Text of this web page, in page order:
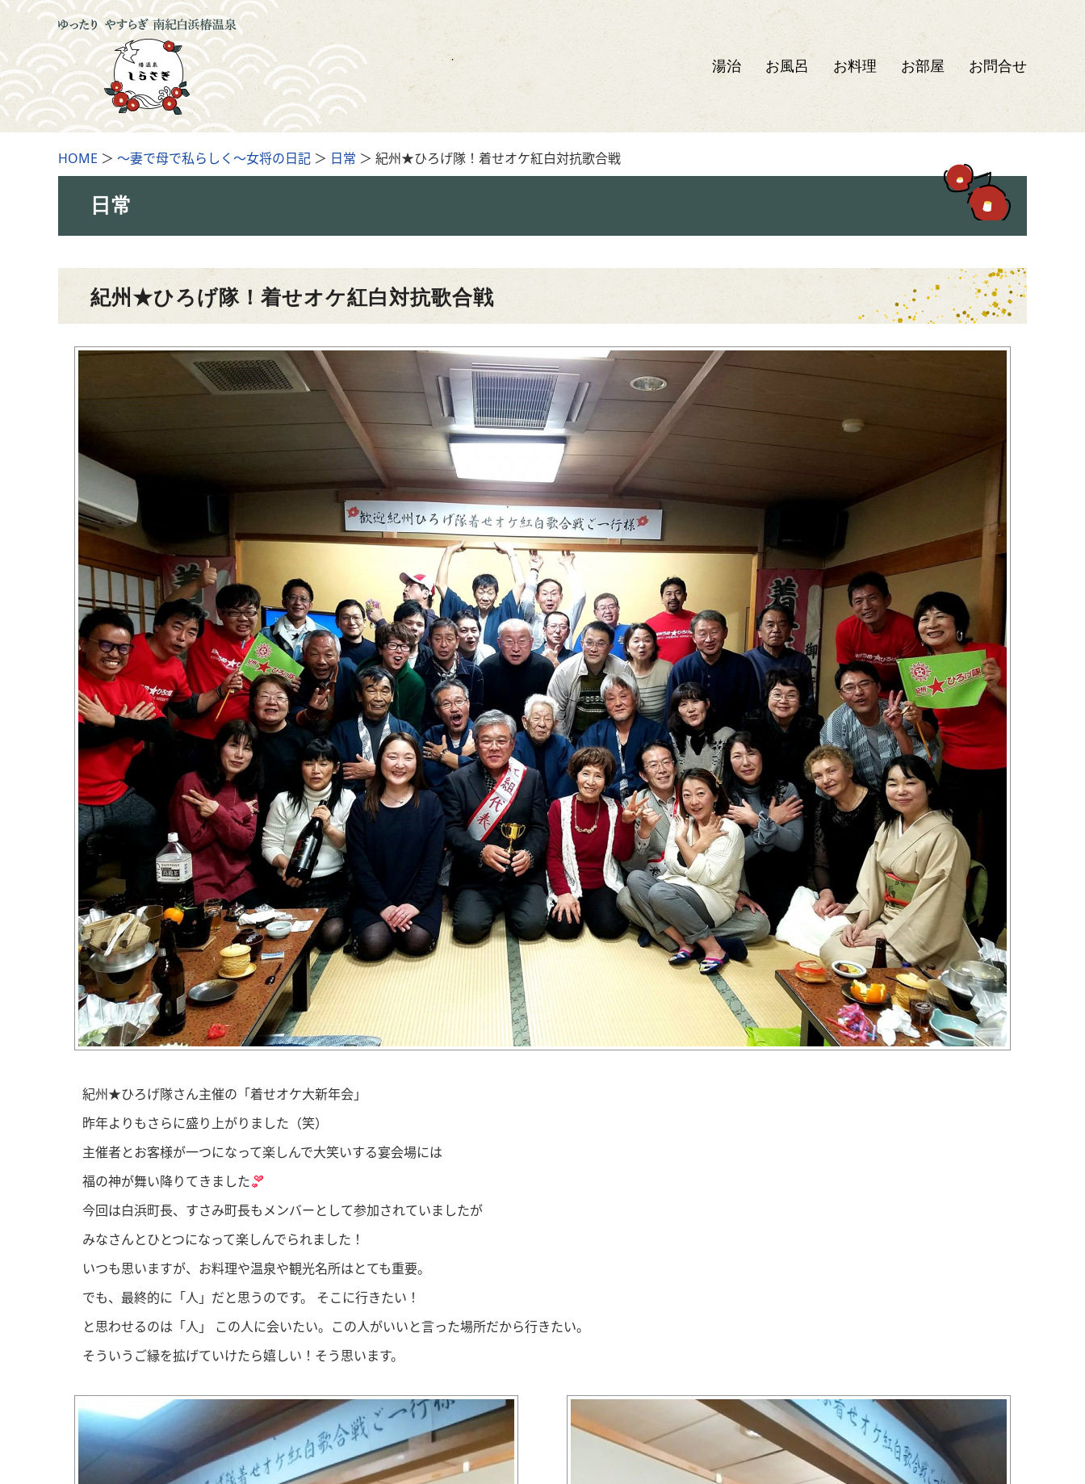
湯治 お風呂 お料理 お部屋 お問合せ
HOME ＞ ～妻で母で私らしく～女将の日記 ＞ 日常 ＞ 紀州★ひろげ隊！着せオケ紅白対抗歌合戦
日常
紀州★ひろげ隊！着せオケ紅白対抗歌合戦
紀州★ひろげ隊さん主催の「着せオケ大新年会」
昨年よりもさらに盛り上がりました（笑）
主催者とお客様が一つになって楽しんで大笑いする宴会場には
福の神が舞い降りてきました
今回は白浜町長、すさみ町長もメンバーとして参加されていましたが
みなさんとひとつになって楽しんでられました！
いつも思いますが、お料理や温泉や観光名所はとても重要。
でも、最終的に「人」だと思うのです。 そこに行きたい！
と思わせるのは「人」 この人に会いたい。この人がいいと言った場所だから行きたい。
そういうご縁を拡げていけたら嬉しい！そう思います。